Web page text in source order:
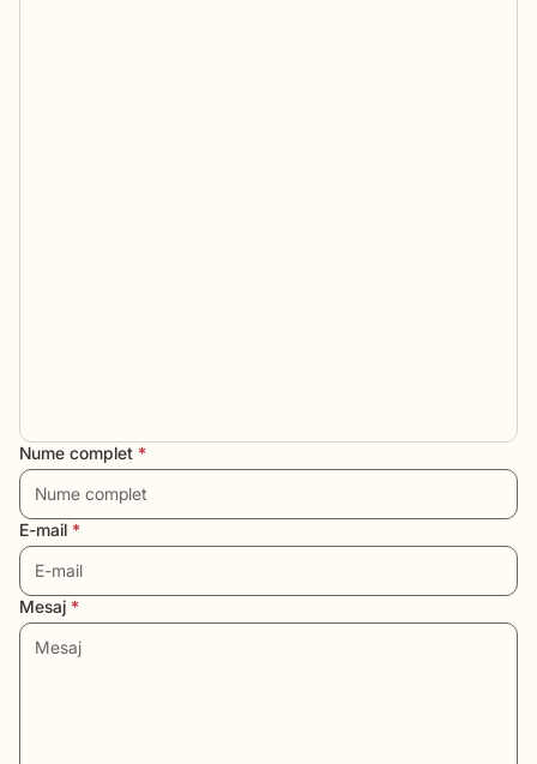
Nume complet *
E-mail *
Mesaj *